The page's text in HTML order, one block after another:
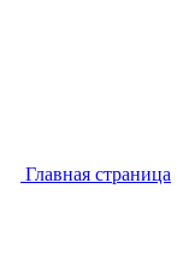
Главная страница